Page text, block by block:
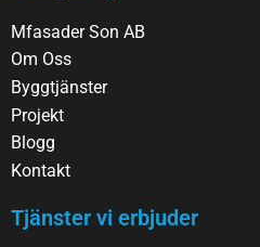
Mfasader Son AB
Om Oss
Byggtjänster
Projekt
Blogg
Kontakt
Tjänster vi erbjuder